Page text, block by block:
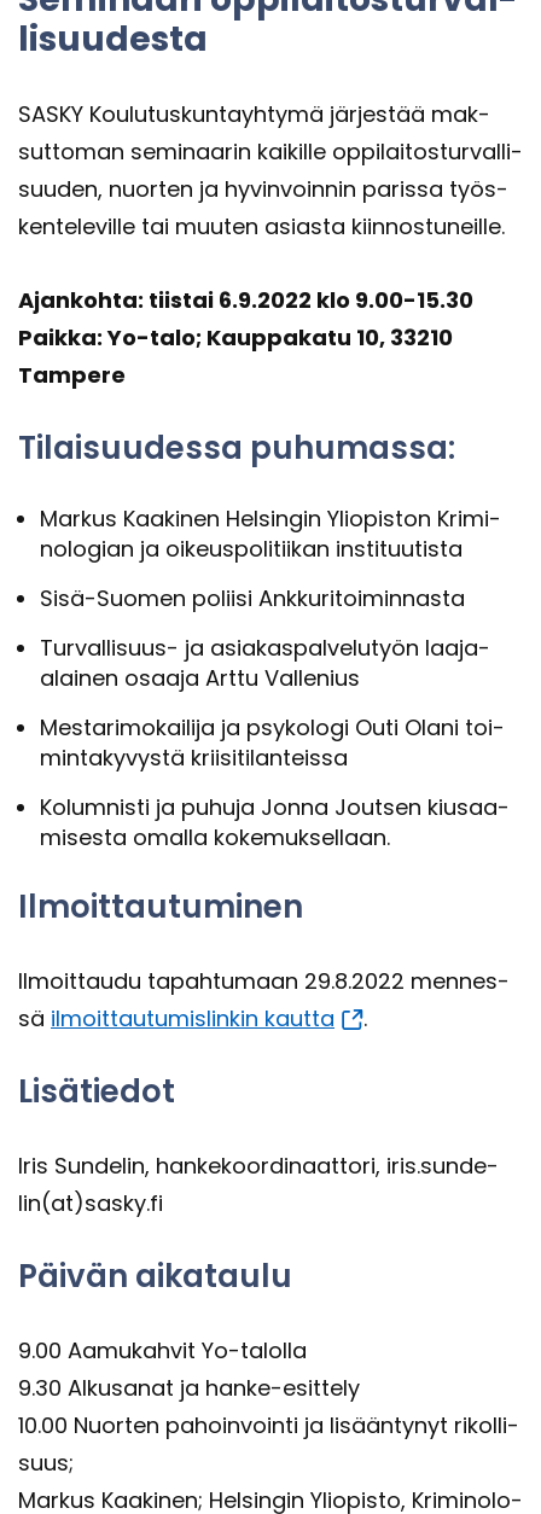
li­suu­des­ta
SASKY Kou­lu­tus­kun­tayh­ty­mä jär­jes­tää mak­
sut­to­man se­mi­naa­rin kai­kil­le op­pi­lai­tos­tur­val­li­
suu­den, nuor­ten ja hy­vin­voin­nin pa­ris­sa työs­
ken­te­le­vil­le tai muu­ten asias­ta kiin­nos­tu­neil­le.
Ajan­koh­ta: tiis­tai 6.9.2022 klo 9.00-15.30
Paik­ka: Yo-​talo; Kaup­pa­ka­tu 10, 33210
Tam­pe­re
Ti­lai­suu­des­sa pu­hu­mas­sa:
Mar­kus Kaa­ki­nen Hel­sin­gin Yli­opis­ton Kri­mi­
no­lo­gian ja oi­keus­po­li­tii­kan ins­ti­tuu­tis­ta
Sisä-​Suomen po­lii­si Ank­ku­ri­toi­min­nas­ta
Turvallisuus-​ ja asia­kas­pal­ve­lu­työn laaja-​
alainen osaa­ja Arttu Val­le­nius
Mes­ta­ri­mo­kai­li­ja ja psy­ko­lo­gi Outi Olani toi­
min­ta­ky­vys­tä krii­si­ti­lan­teis­sa
Ko­lum­nis­ti ja pu­hu­ja Jonna Jout­sen kiusaa­
mi­ses­ta omal­la ko­ke­muk­sel­laan.
Il­moit­tau­tu­mi­nen
Il­moit­tau­du ta­pah­tu­maan 29.8.2022 men­nes­
sä il­moit­tau­tu­mis­lin­kin kaut­ta .
Li­sä­tie­dot
Iris Sun­de­lin, han­ke­koor­di­naat­to­ri, iris.sun­de­
lin(at)sasky.fi
Päi­vän ai­ka­tau­lu
9.00 Aa­mu­kah­vit Yo-​talolla
9.30 Al­kusa­nat ja hanke-​esittely
10.00 Nuor­ten pa­hoin­voin­ti ja li­sään­ty­nyt ri­kol­li­
suus;
Mar­kus Kaa­ki­nen; Hel­sin­gin Yli­opis­to, Kri­mi­no­lo­